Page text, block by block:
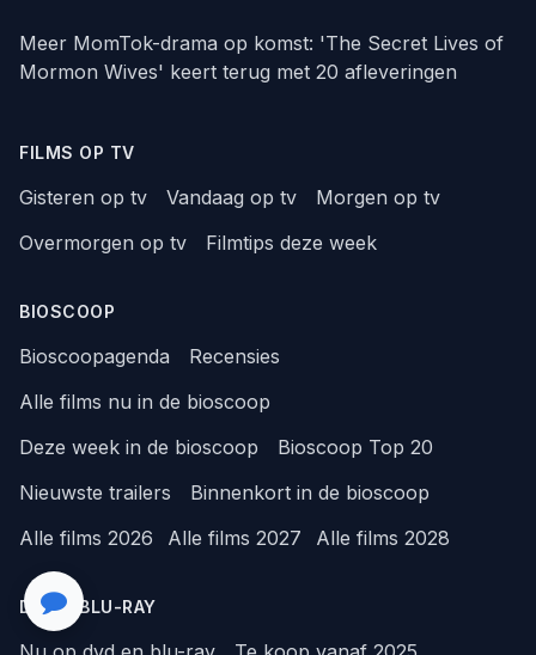
Meer MomTok-drama op komst: 'The Secret Lives of
Mormon Wives' keert terug met 20 afleveringen
FILMS OP TV
Gisteren op tv Vandaag op tv
Morgen op tv
Overmorgen op tv
Filmtips deze week
BIOSCOOP
Bioscoopagenda
Recensies
Alle films nu in de bioscoop
Deze week in de bioscoop
Bioscoop Top 20
Nieuwste trailers
Binnenkort in de bioscoop
Alle films 2026
Alle films 2027 Alle films 2028
DVD & BLU-RAY